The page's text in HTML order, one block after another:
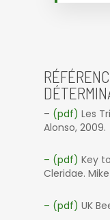
– (pdf) Les
Alonso, 2009.
– (pdf) Key
Cleridae.
– (pdf) UK